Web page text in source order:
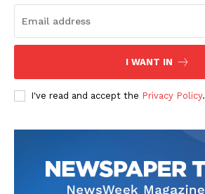
I WANT IN
I've read and accept the Privacy Policy.